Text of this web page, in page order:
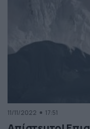
11/11/2022 17:51